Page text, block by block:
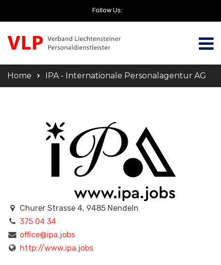
Follow Us:
Home IPA - Internationale Personalagentur AG
Churer Strasse 4, 9485 Nendeln
375 04 34
office@ipa.jobs
http://www.ipa.jobs